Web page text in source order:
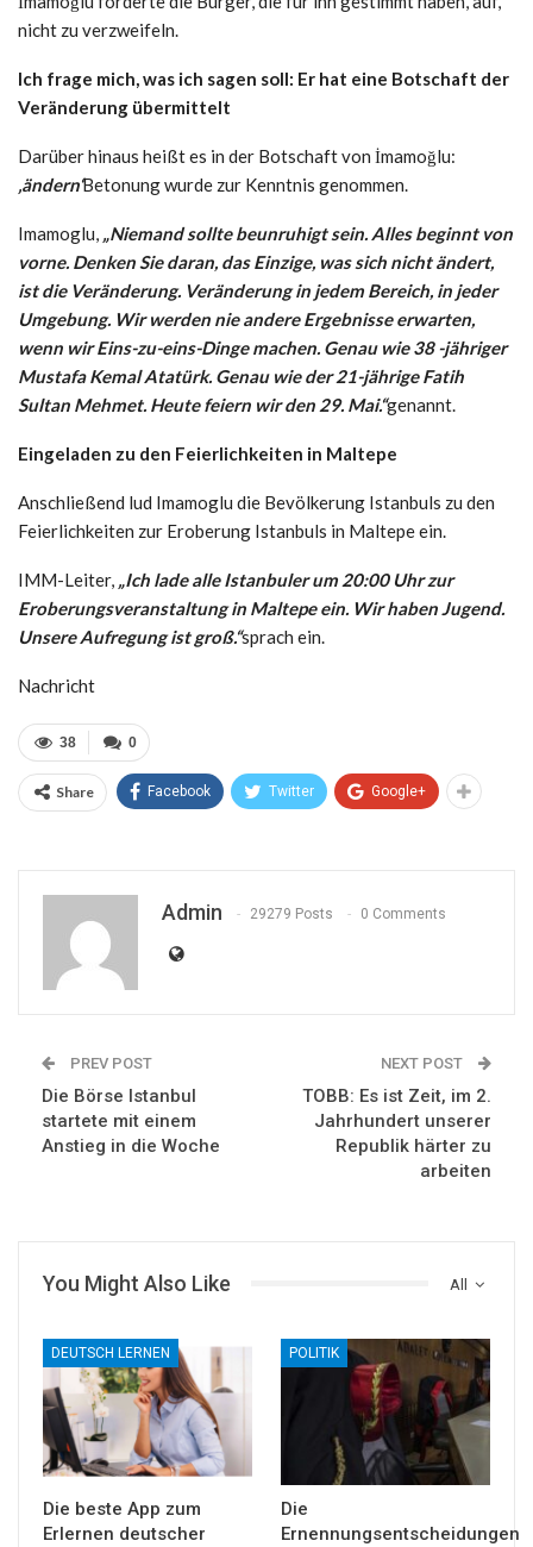
nicht zu verzweifeln.
Ich frage mich, was ich sagen soll: Er hat eine Botschaft der
Veränderung übermittelt
Darüber hinaus heißt es in der Botschaft von İmamoğlu:
‚ändern‘Betonung wurde zur Kenntnis genommen.
Imamoglu, „Niemand sollte beunruhigt sein. Alles beginnt von
vorne. Denken Sie daran, das Einzige, was sich nicht ändert,
ist die Veränderung. Veränderung in jedem Bereich, in jeder
Umgebung. Wir werden nie andere Ergebnisse erwarten,
wenn wir Eins-zu-eins-Dinge machen. Genau wie 38 -jähriger
Mustafa Kemal Atatürk. Genau wie der 21-jährige Fatih
Sultan Mehmet. Heute feiern wir den 29. Mai.“genannt.
Eingeladen zu den Feierlichkeiten in Maltepe
Anschließend lud Imamoglu die Bevölkerung Istanbuls zu den
Feierlichkeiten zur Eroberung Istanbuls in Maltepe ein.
IMM-Leiter, „Ich lade alle Istanbuler um 20:00 Uhr zur
Eroberungsveranstaltung in Maltepe ein. Wir haben Jugend.
Unsere Aufregung ist groß.“sprach ein.
Nachricht
0
38
Share Facebook Twitter Google+
Admin 29279 Posts 0 Comments
PREV POST
Die Börse Istanbul
startete mit einem
Anstieg in die Woche
NEXT POST
TOBB: Es ist Zeit, im 2.
Jahrhundert unserer
Republik härter zu
arbeiten
All
You Might Also Like
DEUTSCH LERNEN
Die beste App zum
Erlernen deutscher
POLITIK
Die
Ernennungsentscheidungen